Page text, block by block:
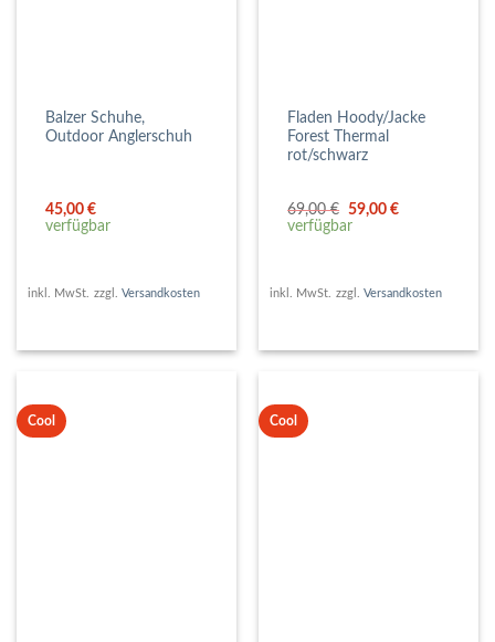
Balzer Schuhe,
Outdoor Anglerschuh
45,00€
verfügbar
inkl. MwSt. zzgl. Versandkosten
Fladen Hoody/Jacke
Forest Thermal
rot/schwarz
69,00€ Ursprünglicher
Preis
59,00€Aktueller
verfügbar
inkl. MwSt. zzgl. Versandkosten
Cool Cool